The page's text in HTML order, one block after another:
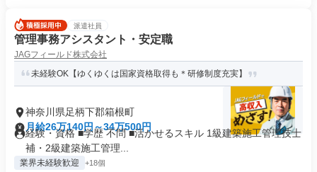
派遣社員
管理事務アシスタント・安定職
JAGフィールド株式会社
未経験OK【ゆくゆくは国家資格取得も＊研修制度充実】
神奈川県足柄下郡箱根町
月給26万140円～34万500円
経験・資格 ■学歴 不問 ■活かせるスキル 1級建築施工管理技士
補・2級建築施工管理...
業界未経験歓迎 +18個